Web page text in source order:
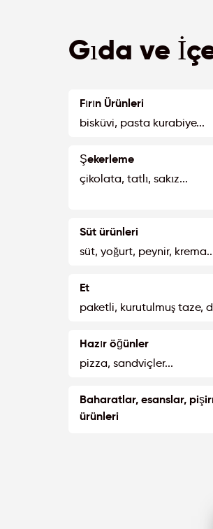
Gıda ve
Fırın Ürünleri
bisküvi, pasta kurabiye...
Şekerleme
çikolata, tatlı, sakız...
Süt ürünleri
süt, yoğurt, peynir,
Et
paketli, kurutulmuş taze,
Hazır öğünler
pizza, sandviçler...
Baharatlar, esanslar,
ürünleri